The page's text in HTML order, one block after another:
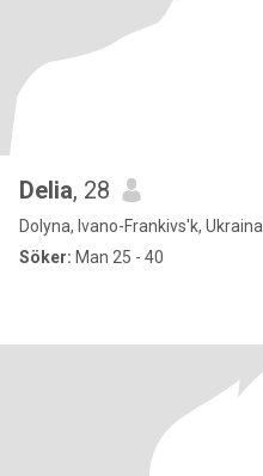
Delia, 28
Dolyna, Ivano-Frankivs'k, Ukraina
Söker: Man 25 - 40